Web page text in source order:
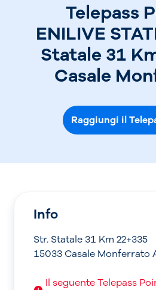
Telepass
ENILIVE
Statale 31
Casale
Raggiungi il
Info
Str. Statale 31 Km 22+335
15033 Casale Monferrato
Il seguente Telepass